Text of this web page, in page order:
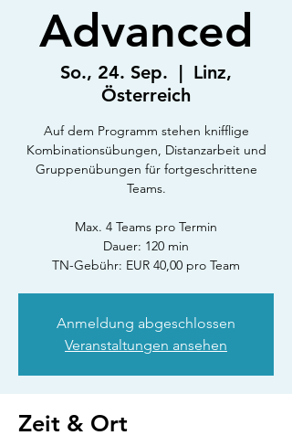
Advanced
So., 24. Sep.
  |
Linz,
Österreich
Auf dem Programm stehen knifflige
Kombinationsübungen, Distanzarbeit und
Gruppenübungen für fortgeschrittene
Teams.
Max. 4 Teams pro Termin
Dauer: 120 min
TN-Gebühr: EUR 40,00 pro Team
Anmeldung abgeschlossen
Veranstaltungen ansehen
Zeit & Ort